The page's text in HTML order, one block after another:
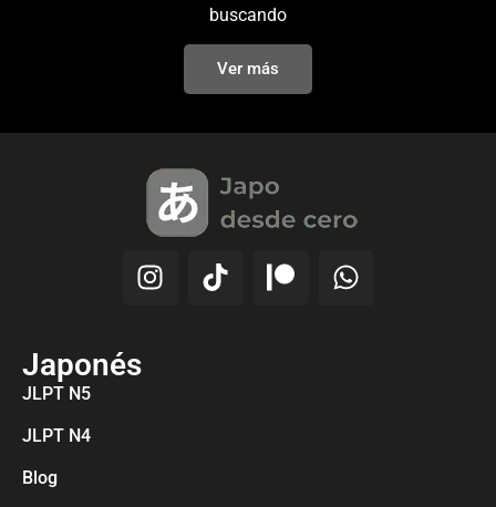
buscando
Ver más
Japonés
JLPT N5
JLPT N4
Blog